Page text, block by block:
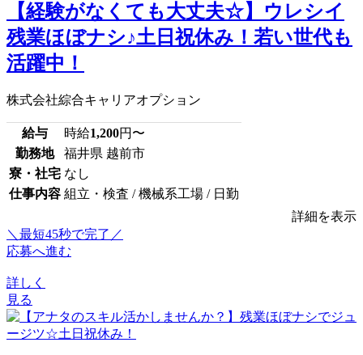
【経験がなくても大丈夫☆】ウレシイ
残業ほぼナシ♪土日祝休み！若い世代も
活躍中！
株式会社綜合キャリアオプション
給与 時給1,200円〜
勤務地
福井県 越前市
寮・社宅 なし
仕事内容 組立・検査 / 機械系工場 / 日勤
詳細を表示
＼最短45秒で完了／
応募へ進む
詳しく
見る